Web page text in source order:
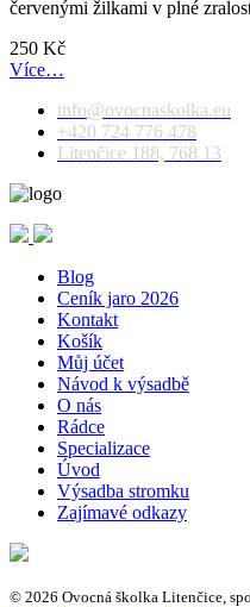
červenými žilkami v plné
250 Kč
Více…
info@ovocnaskolka.eu
+420 724 776 478
Litenčice 188, 768 13
Blog
Ceník jaro 2026
Kontakt
Košík
Můj účet
Návod k výsadbě
O nás
Rádce
Specializace
Úvod
Výsadba stromku
Zajímavé odkazy
© 2026 Ovocná školka Litenčice,